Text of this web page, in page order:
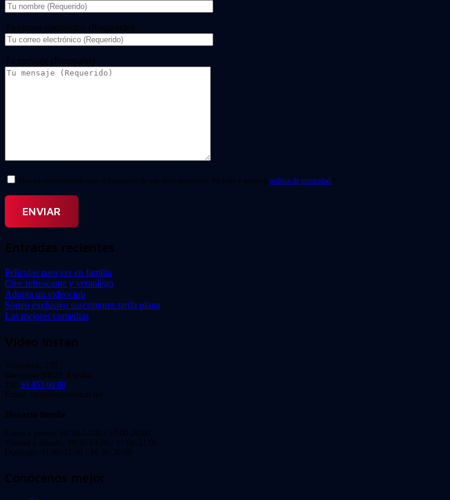
Tu correo electrónico (Requerido)
Tu mensaje (Necesario)
Doy mi consentimiento para el tratamiento de mis datos personales. He leído y acepto la política de privacidad. *
Entradas recientes
Películas para ver en familia
Cine refrescante y veraniego
Adopta un videoclub
Sorteo exclusivo suscriptores tarifa plana
Las mejores comedias
Video Instan
Viladomat, 239
Barcelona 08029. España.
Tel: 93 453 00 00
Email: info@videoinstan.net
Horario tienda
Lunes a jueves: 10:30-14:00 / 17:00-20:00
Viernes y sábado: 10:30-14:00 / 17:00-21:00
Domingo: 11:00-15:00 / 16:00-20:00
Conócenos mejor